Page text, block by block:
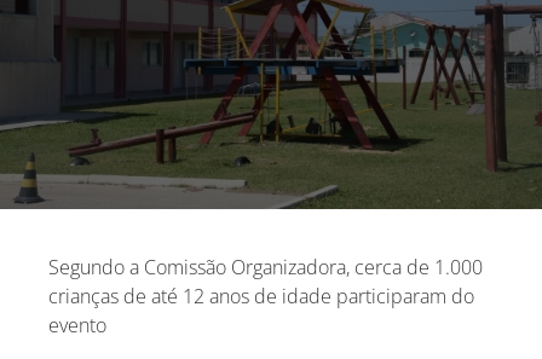
Segundo a Comissão Organizadora, cerca de 1.000
crianças de até 12 anos de idade participaram do
evento